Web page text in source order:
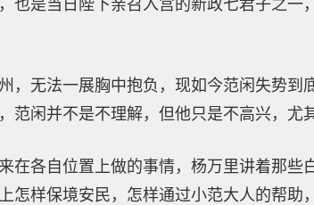
也是当日陛下亲召入宫的新政七君子之一
，无法一展胸中抱负，现如今范闲失势到
范闲并不是不理解，但他只是不高兴，尤
在各自位置上做的事情，杨万里讲着那些
怎样保境安民，怎样通过小范大人的帮助